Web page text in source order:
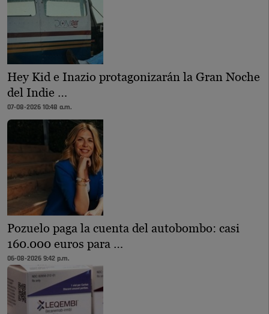
Hey Kid e Inazio protagonizarán la Gran Noche
del Indie …
07-08-2026 10:48 a.m.
Pozuelo paga la cuenta del autobombo: casi
160.000 euros para …
06-08-2026 9:42 p.m.